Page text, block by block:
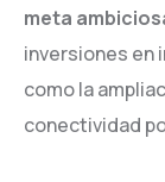
meta
inversiones en
como la
conectividad